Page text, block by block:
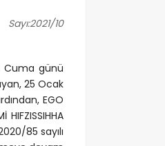
Sayı:2021/10
Cuma günü
25 Ocak
EGO
85 sayılı